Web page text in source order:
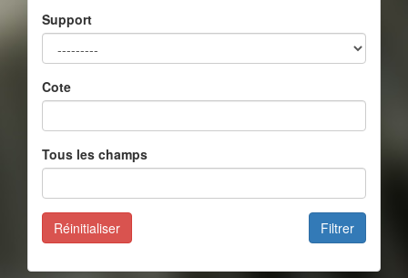
Support
Cote
Tous les champs
Filtrer
Réinitialiser